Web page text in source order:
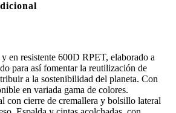
en resistente 600D RPET, elaborado a
para así fomentar la reutilización de
a la sostenibilidad del planeta. Con
en variada gama de colores.
con cierre de cremallera y bolsillo lateral